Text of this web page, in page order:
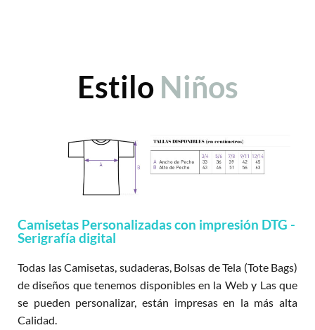
Estilo Niños
Camisetas Personalizadas con impresión DTG -
Serigrafía digital
Todas las Camisetas, sudaderas, Bolsas de Tela (Tote Bags)
de diseños que tenemos disponibles en la Web y Las que
se pueden personalizar, están impresas en la más alta
Calidad.